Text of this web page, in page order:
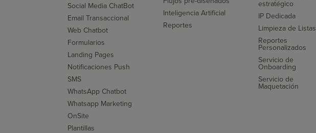
Social Media ChatBot
Email Transaccional
Web Chatbot
Formularios
Landing Pages
Notificaciones Push
SMS
WhatsApp Chatbot
Whatsapp Marketing
OnSite
Plantillas
Inteligencia Artificial
Reportes
estratégico
IP Dedicada
Limpieza de Listas
Reportes
Personalizados
Servicio de
Onboarding
Servicio de
Maquetación